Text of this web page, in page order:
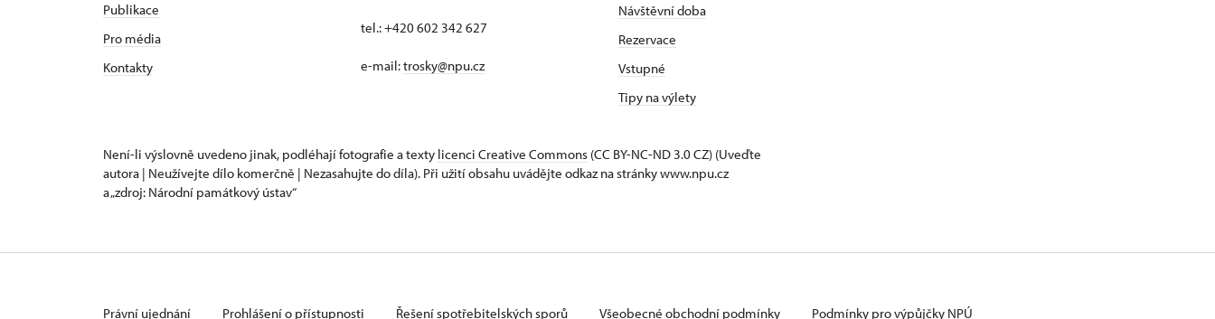
Publikace
Pro média
Kontakty
tel.: +420 602 342 627
e-mail:trosky@npu.cz
Návštěvní doba
Rezervace
Vstupné
Tipy na výlety
Není-li výslovně uvedeno jinak, podléhají fotografie a texty licenci Creative Commons (CC BY-NC-ND 3.0 CZ) (Uveďte
autora | Neužívejte dílo komerčně | Nezasahujte do díla). Při užití obsahu uvádějte odkaz na stránky www.npu.cz
a „zdroj: Národní památkový ústav“
Právní ujednání Prohlášení o přístupnosti Řešení spotřebitelských sporů Všeobecné obchodní podmínky Podmínky pro výpůjčky NPÚ